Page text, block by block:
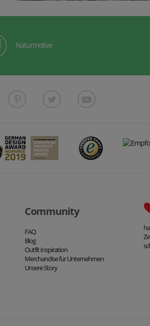
Naturmotive
Community
FAQ
Blog
Outfit Inspiration
Merchandise für Unternehmen
Unsere Story